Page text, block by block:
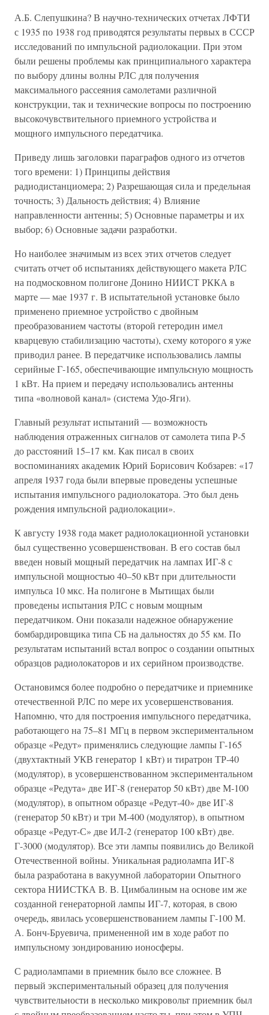
А.Б. Слепушкина? В научно-технических отчетах ЛФТИ
с 1935 по 1938 год приводятся результаты первых в СССР
исследований по импульсной радиолокации. При этом
были решены проблемы как принципиального характера
по выбору длины волны РЛС для получения
максимального рассеяния самолетами различной
конструкции, так и технические вопросы по построению
высокочувствительного приемного устройства и
мощного импульсного передатчика.
Приведу лишь заголовки параграфов одного из отчетов
того времени: 1) Принципы действия
радиодистанциомера; 2) Разрешающая сила и предельная
точность; 3) Дальность действия; 4) Влияние
направленности антенны; 5) Основные параметры и их
выбор; 6) Основные задачи разработки.
Но наиболее значимым из всех этих отчетов следует
считать отчет об испытаниях действующего макета РЛС
на подмосковном полигоне Донино НИИСТ РККА в
марте — мае 1937 г. В испытательной установке было
применено приемное устройство с двойным
преобразованием частоты (второй гетеродин имел
кварцевую стабилизацию частоты), схему которого я уже
приводил ранее. В передатчике использовались лампы
серийные Г-165, обеспечивающие импульсную мощность
1 кВт. На прием и передачу использовались антенны
типа «волновой канал» (система Удо-Яги).
Главный результат испытаний — возможность
наблюдения отраженных сигналов от самолета типа Р-5
до расстояний 15–17 км. Как писал в своих
воспоминаниях академик Юрий Борисович Кобзарев: «17
апреля 1937 года были впервые проведены успешные
испытания импульсного радиолокатора. Это был день
рождения импульсной радиолокации».
К августу 1938 года макет радиолокационной установки
был существенно усовершенствован. В его состав был
введен новый мощный передатчик на лампах ИГ-8 с
импульсной мощностью 40–50 кВт при длительности
импульса 10 мкс. На полигоне в Мытищах были
проведены испытания РЛС с новым мощным
передатчиком. Они показали надежное обнаружение
бомбардировщика типа СБ на дальностях до 55 км. По
результатам испытаний встал вопрос о создании опытных
образцов радиолокаторов и их серийном производстве.
Остановимся более подробно о передатчике и приемнике
отечественной РЛС по мере их усовершенствования.
Напомню, что для построения импульсного передатчика,
работающего на 75–81 МГц в первом экспериментальном
образце «Редут» применялись следующие лампы Г-165
(двухтактный УКВ генератор 1 кВт) и тиратрон ТР-40
(модулятор), в усовершенствованном экспериментальном
образце «Редута» две ИГ-8 (генератор 50 кВт) две М-100
(модулятор), в опытном образце «Редут-40» две ИГ-8
(генератор 50 кВт) и три М-400 (модулятор), в опытном
образце «Редут-С» две ИЛ-2 (генератор 100 кВт) две.
Г-3000 (модулятор). Все эти лампы появились до Великой
Отечественной войны. Уникальная радиолампа ИГ-8
была разработана в вакуумной лаборатории Опытного
сектора НИИСТКА В. В. Цимбалиным на основе им же
созданной генераторной лампы ИГ-7, которая, в свою
очередь, явилась усовершенствованием лампы Г-100 М.
А. Бонч-Бруевича, примененной им в ходе работ по
импульсному зондированию ионосферы.
С радиолампами в приемник было все сложнее. В
первый экспериментальный образец для получения
чувствительности в несколько микровольт приемник был